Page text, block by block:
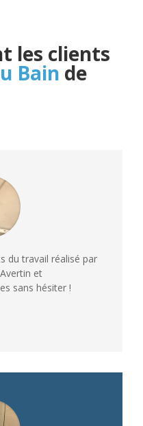
les clients
Bain de
du travail réalisé par
et
sans hésiter !